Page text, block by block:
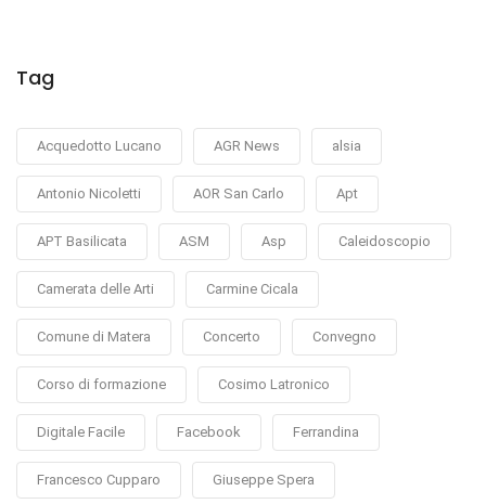
Tag
Acquedotto Lucano AGR News alsia
Antonio Nicoletti AOR San Carlo Apt
APT Basilicata ASM Asp Caleidoscopio
Camerata delle Arti Carmine Cicala
Comune di Matera Concerto Convegno
Corso di formazione Cosimo Latronico
Digitale Facile Facebook Ferrandina
Francesco Cupparo Giuseppe Spera